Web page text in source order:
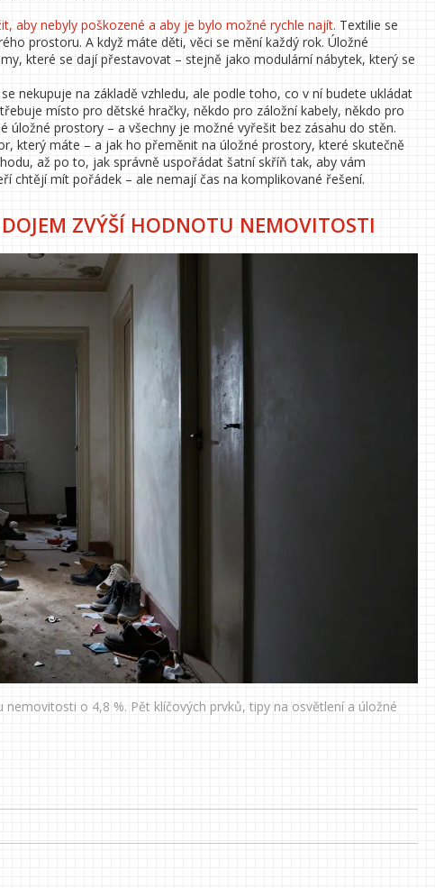
aby nebyly poškozené a aby je bylo možné rychle najít. Textilie se
prostoru. A když máte děti, věci se mění každý rok. Úložné
které se dají přestavovat – stejně jako modulární nábytek, který se
nekupuje na základě vzhledu, ale podle toho, co v ní budete ukládat
místo pro dětské hračky, někdo pro záložní kabely, někdo pro
prostory – a všechny je možné vyřešit bez zásahu do stěn.
který máte – a jak ho přeměnit na úložné prostory, které skutečně
až po to, jak správně uspořádat šatní skříň tak, aby vám
chtějí mít pořádek – ale nemají čas na komplikované řešení.
ZVÝŠÍ HODNOTU NEMOVITOSTI
o 4,8 %. Pět klíčových prvků, tipy na osvětlení a úložné